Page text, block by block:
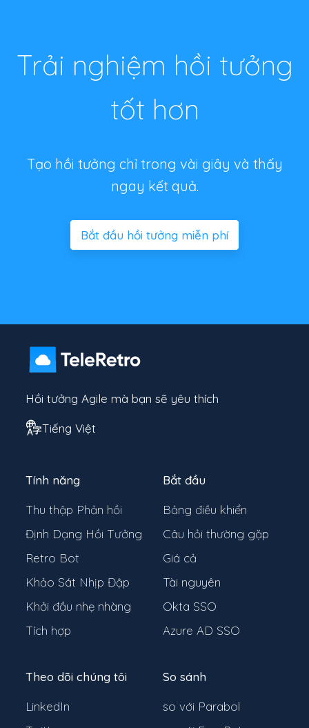
Trải nghiệm hồi tưởng
tốt hơn
Tạo hồi tưởng chỉ trong vài giây và thấy
ngay kết quả.
Bắt đầu hồi tưởng miễn phí
Hồi tưởng Agile mà bạn sẽ yêu thích
Tiếng Việt
Tính năng
Thu thập Phản hồi
Định Dạng Hồi Tưởng
Retro Bot
Khảo Sát Nhịp Đập
Khởi đầu nhẹ nhàng
Tích hợp
Bắt đầu
Bảng điều khiển
Câu hỏi thường gặp
Giá cả
Tài nguyên
Okta SSO
Azure AD SSO
Theo dõi chúng tôi
LinkedIn
So sánh
so với Parabol